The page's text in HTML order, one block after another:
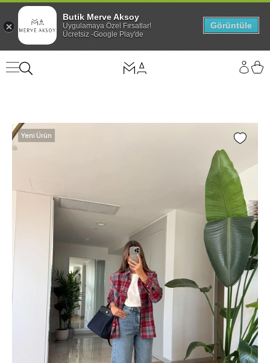
Yeni Ürün
Butik Merve Aksoy
Uygulamaya Özel Fırsatlar!
Ücretsiz -Google Play'de
Görüntüle